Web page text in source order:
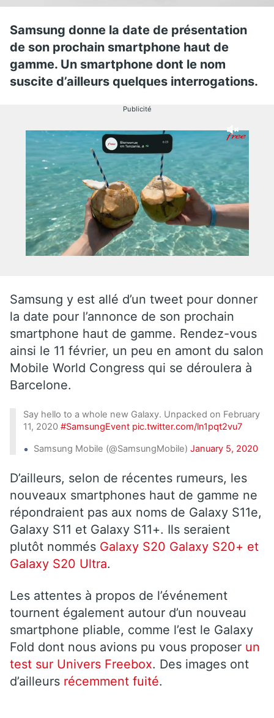
Samsung donne la date de présentation
de son prochain smartphone haut de
gamme. Un smartphone dont le nom
suscite d’ailleurs quelques interrogations.
Publicité
Samsung y est allé d’un tweet pour donner
la date pour l’annonce de son prochain
smartphone haut de gamme. Rendez-vous
ainsi le 11 février, un peu en amont du salon
Mobile World Congress qui se déroulera à
Barcelone.
Say hello to a whole new Galaxy. Unpacked on February
11, 2020 #SamsungEvent pic.twitter.com/ln1pqt2vu7
Samsung Mobile (@SamsungMobile) January 5, 2020
D’ailleurs, selon de récentes rumeurs, les
nouveaux smartphones haut de gamme ne
répondraient pas aux noms de Galaxy S11e,
Galaxy S11 et Galaxy S11+. Ils seraient
plutôt nommés Galaxy S20 Galaxy S20+ et
Galaxy S20 Ultra.
Les attentes à propos de l’événement
tournent également autour d’un nouveau
smartphone pliable, comme l’est le Galaxy
Fold dont nous avions pu vous proposer un
test sur Univers Freebox. Des images ont
d’ailleurs récemment fuité.